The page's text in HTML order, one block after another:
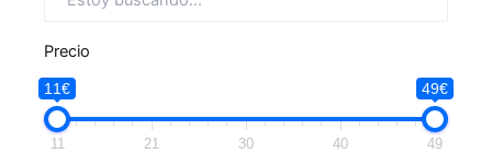
Precio
11€ 49€
11 21 30 40 49